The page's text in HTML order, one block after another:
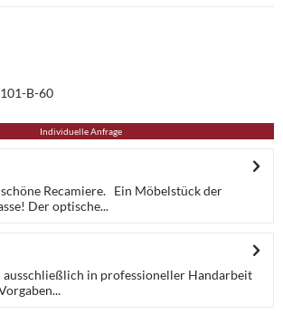
B-60
Individuelle Anfrage
Recamiere. Ein Möbelstück der
Der optische...
ausschließlich in professioneller Handarbeit